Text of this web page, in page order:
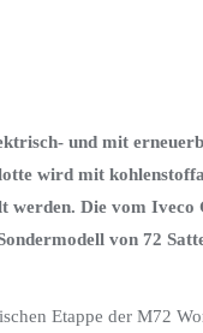
und mit
wird mit
werden. Die vom
von 72
Etappe der M72